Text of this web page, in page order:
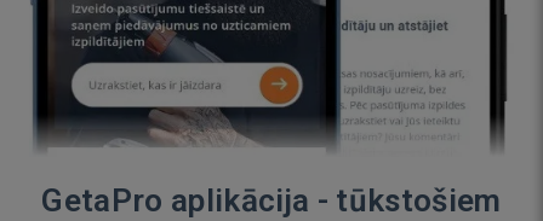
GetaPro aplikācija - tūkstošiem